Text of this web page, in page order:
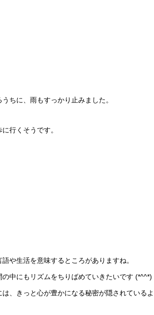
ちに、雨もすっかり止みました。
行くそうです。
や生活を意味するところがありますね。
中にもリズムをちりばめていきたいです (*^^*)
は、きっと心が豊かになる秘密が隠されている